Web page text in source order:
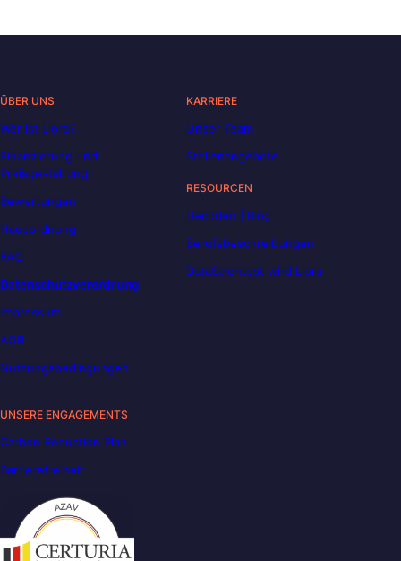
ÜBER UNS
Wer ist Liora?
Finanzierung und
Preisgestaltung
Bewertungen
Hausordnung
FAQ
Datenschutzverordnung
Impressum
AGB
Nutzungsbedingungen
KARRIERE
Unser Team
Stellenangebote
RESOURCEN
Decoded | Blog
Berufsbeschreibungen
DataScientest wird Liora
UNSERE ENGAGEMENTS
Carbon Reduction Plan
Barrierefreiheit